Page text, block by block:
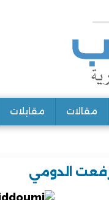
مقالات مقابلات
الدومي